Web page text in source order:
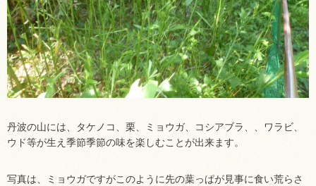
丹波の山には、タケノコ、栗、ミョウガ、コシアブラ、、ワラビ、
ウド等が生え季節季節の味を楽しむことが出来ます。
写真は、ミョウガですがこのように先の葉っぱが見事に食い荒らさ